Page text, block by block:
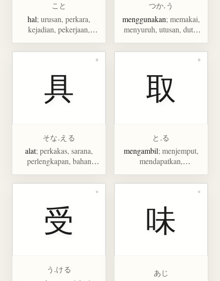
こと
hal; urusan, perkara,
kejadian, pekerjaan,
つか.う
menggunakan; memakai,
menyuruh, utusan, duta,
具
そな.える
alat; perkakas, sarana,
perlengkapan, bahan
set furnitur
取
と.る
mengambil; menjemput,
mendapatkan,
受
う.ける
味
あじ